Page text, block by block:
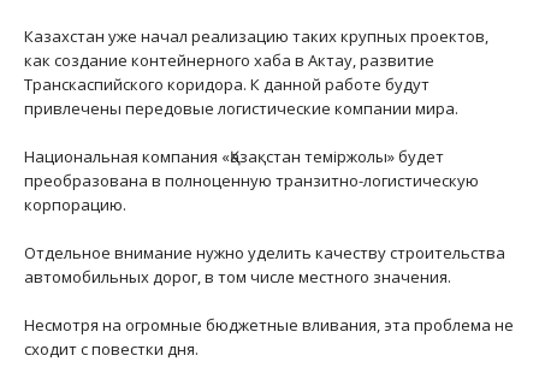
Казахстан уже начал реализацию таких крупных проектов,
как создание контейнерного хаба в Актау, развитие
Транскаспийского коридора. К данной работе будут
привлечены передовые логистические компании мира.
Национальная компания «Қазақстан теміржолы» будет
преобразована в полноценную транзитно-логистическую
корпорацию.
Отдельное внимание нужно уделить качеству строительства
автомобильных дорог, в том числе местного значения.
Несмотря на огромные бюджетные вливания, эта проблема не
сходит с повестки дня.